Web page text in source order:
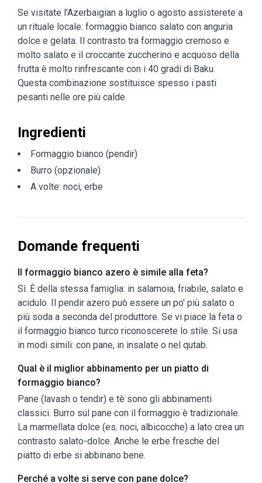
Se visitate l'Azerbaigian a luglio o agosto assisterete a
un rituale locale: formaggio bianco salato con anguria
dolce e gelata. Il contrasto tra formaggio cremoso e
molto salato e il croccante zuccherino e acquoso della
frutta è molto rinfrescante con i 40 gradi di Baku.
Questa combinazione sostituisce spesso i pasti
pesanti nelle ore più calde.
Ingredienti
Formaggio bianco (pendir)
Burro (opzionale)
A volte: noci, erbe
Domande frequenti
Il formaggio bianco azero è simile alla feta?
Sì. È della stessa famiglia: in salamoia, friabile, salato e
acidulo. Il pendir azero può essere un po' più salato o
più soda a seconda del produttore. Se vi piace la feta o
il formaggio bianco turco riconoscerete lo stile. Si usa
in modi simili: con pane, in insalate o nel qutab.
Qual è il miglior abbinamento per un piatto di
formaggio bianco?
Pane (lavash o tendir) e tè sono gli abbinamenti
classici. Burro sul pane con il formaggio è tradizionale.
La marmellata dolce (es. noci, albicocche) a lato crea un
contrasto salato-dolce. Anche le erbe fresche del
piatto di erbe si abbinano bene.
Perché a volte si serve con pane dolce?